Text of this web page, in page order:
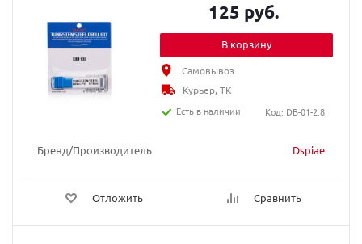
Бренд/Производитель Dspiae
Отложить Сравнить
125 руб.
В корзину
Самовывоз
Курьер, ТК
Есть в наличии
Код: DB-01-2.8